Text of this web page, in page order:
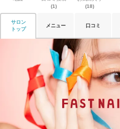
(1)
(18)
サロン
トップ
メニュー 口コミ